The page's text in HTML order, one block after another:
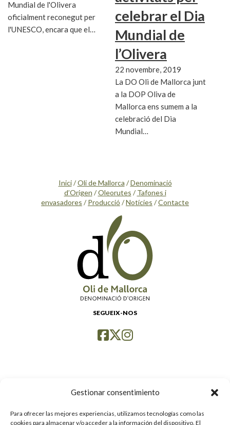
Gestionar consentimiento
Para ofrecer las mejores experiencias, utilizamos tecnologías como las
cookies para almacenar y/o acceder a la información del dispositivo. El
Mundial de l'Olivera
oficialment reconegut per
l'UNESCO, encara que el…
celebrar el Dia
Mundial de
l’Olivera
22 novembre, 2019
La DO Oli de Mallorca junt
a la DOP Oliva de
Mallorca ens sumem a la
celebració del Dia
Mundial…
Inici/Oli de Mallorca /Denominació
d’Origen /Oleorutes / Tafones i
envasadores / Producció /Notícies /Contacte
SEGUEIX-NOS
Política de privacidad